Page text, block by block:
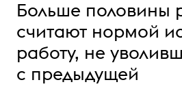
Больше половины
считают нормой
работу, не
с предыдущей